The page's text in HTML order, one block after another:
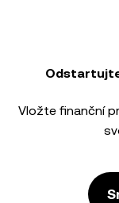
Vložte finanční